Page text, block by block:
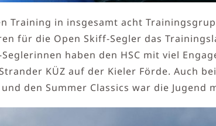
Training in insgesamt acht
für die Open Skiff-Segler das
Seglerinnen haben den HSC mit viel
KÜZ auf der Kieler Förde. Auch
den Summer Classics war die Jugend